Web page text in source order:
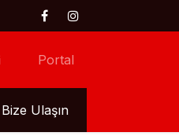
Portal
Bize Ulaşın